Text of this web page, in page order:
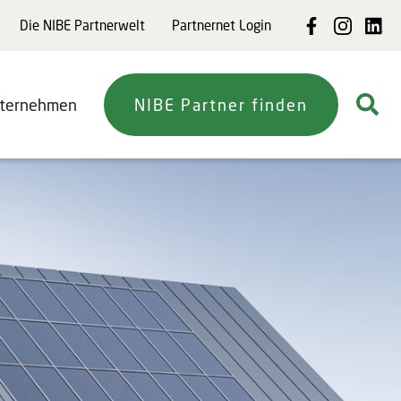
Die NIBE Partnerwelt Partnernet Login
NIBE Partner finden